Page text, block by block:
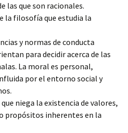
las que son racionales.
la filosofía que estudia la
y normas de conducta
para decidir acerca de las
La moral es personal,
por el entorno social y
niega la existencia de valores,
propósitos inherentes en la